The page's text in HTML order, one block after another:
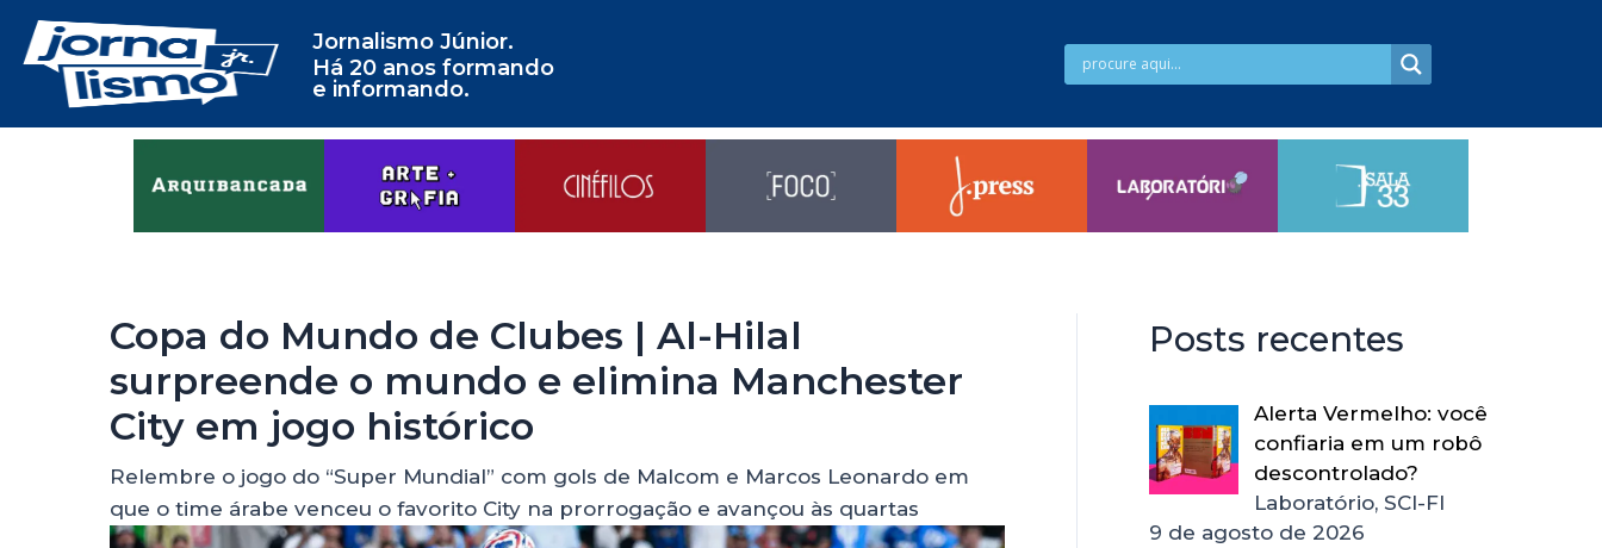
Jornalismo Júnior.
Há 20 anos formando
e informando.
Copa do Mundo de Clubes | Al-Hilal
surpreende o mundo e elimina Manchester
City em jogo histórico
Relembre o jogo do “Super Mundial” com gols de Malcom e Marcos Leonardo em
que o time árabe venceu o favorito City na prorrogação e avançou às quartas
Posts recentes
Alerta Vermelho: você
confiaria em um robô
descontrolado?
Laboratório, SCI-FI
9 de agosto de 2026